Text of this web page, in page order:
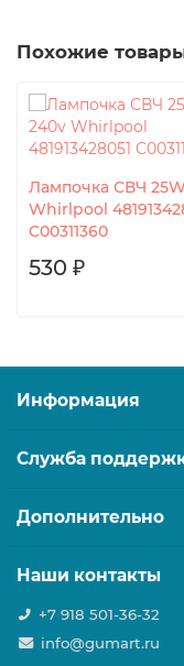
Похожие
Лампочка СВЧ
Whirlpool
C00311360
530 ₽
Информация
Служба
Дополнительно
Наши контакты
+7 918 501-36-32
info@gumart.ru